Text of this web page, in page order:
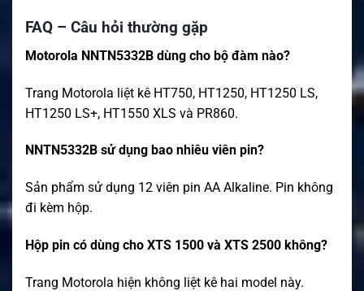
FAQ – Câu hỏi thường gặp
Motorola NNTN5332B dùng cho bộ đàm nào?
Trang Motorola liệt kê HT750, HT1250, HT1250 LS,
HT1250 LS+, HT1550 XLS và PR860.
NNTN5332B sử dụng bao nhiêu viên pin?
Sản phẩm sử dụng 12 viên pin AA Alkaline. Pin không
đi kèm hộp.
Hộp pin có dùng cho XTS 1500 và XTS 2500 không?
Trang Motorola hiện không liệt kê hai model này.